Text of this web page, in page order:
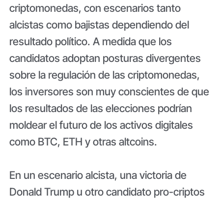
criptomonedas, con escenarios tanto
alcistas como bajistas dependiendo del
resultado político. A medida que los
candidatos adoptan posturas divergentes
sobre la regulación de las criptomonedas,
los inversores son muy conscientes de que
los resultados de las elecciones podrían
moldear el futuro de los activos digitales
como BTC, ETH y otras altcoins.
En un escenario alcista, una victoria de
Donald Trump u otro candidato pro-criptos